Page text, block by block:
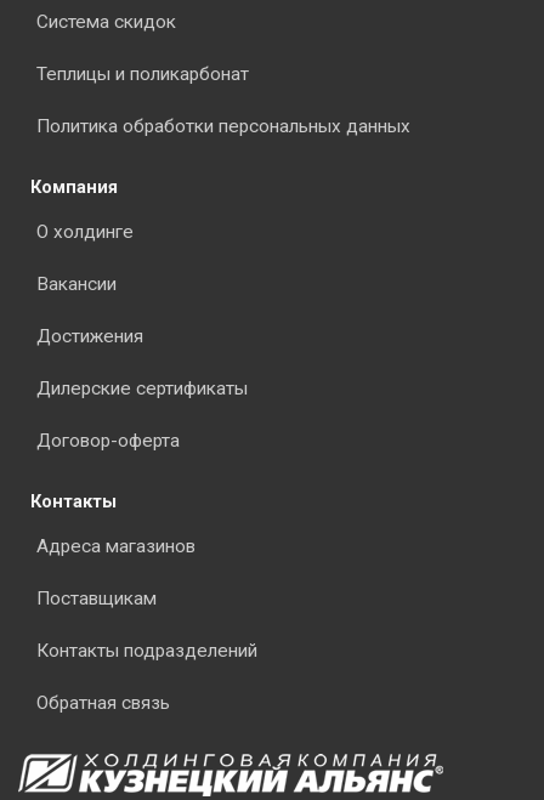
Система скидок
Теплицы и поликарбонат
Политика обработки персональных данных
Компания
О холдинге
Вакансии
Достижения
Дилерские сертификаты
Договор-оферта
Контакты
Адреса магазинов
Поставщикам
Контакты подразделений
Обратная связь